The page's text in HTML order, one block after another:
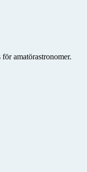
amatörastronomer.